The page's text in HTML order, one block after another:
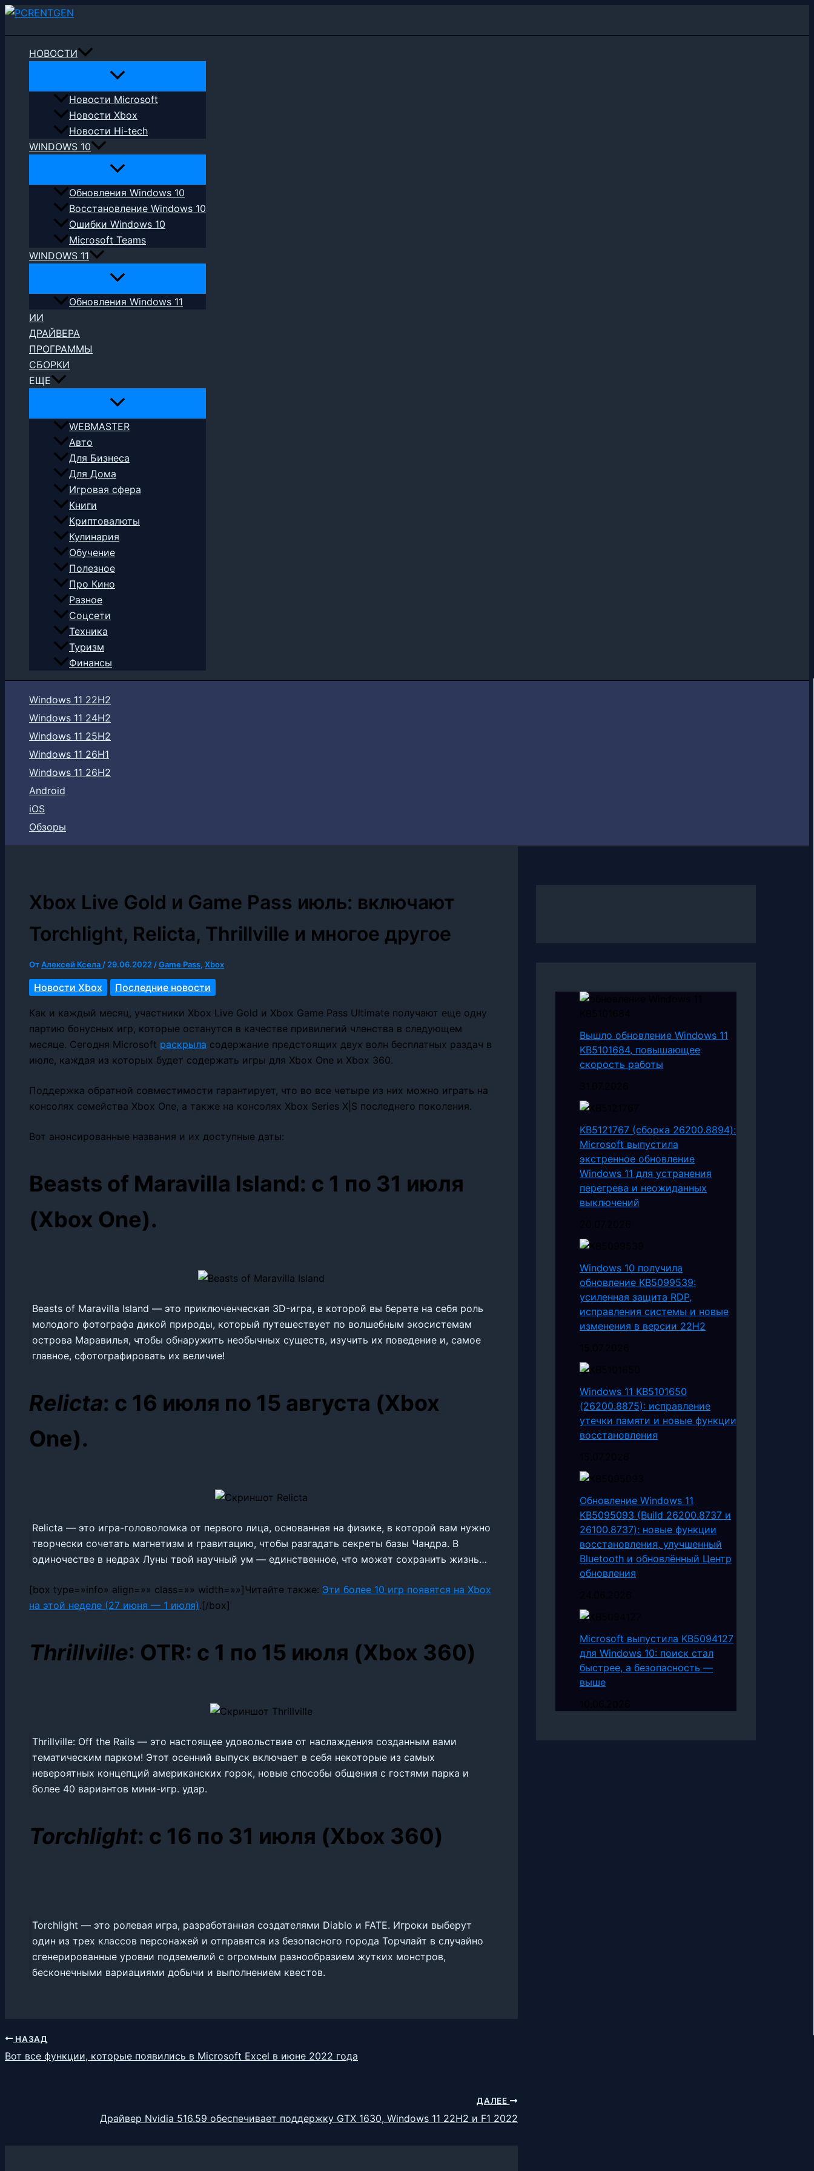
Перейти
НОВОСТИ
Новости Microsoft
Новости Xbox
Новости Hi-tech
WINDOWS 10
Обновления Windows 10
Восстановление Windows 10
Ошибки Windows 10
Microsoft Teams
WINDOWS 11
Обновления Windows 11
ИИ
ДРАЙВЕРА
ПРОГРАММЫ
СБОРКИ
ЕЩЕ
WEBMASTER
Авто
Для Бизнеса
Для Дома
Игровая сфера
Книги
Криптовалюты
Кулинария
Обучение
Полезное
Про Кино
Разное
Соцсети
Техника
Туризм
Финансы
Windows 11 22H2
Windows 11 24H2
Windows 11 25H2
Windows 11 26H1
Windows 11 26H2
Android
iOS
Обзоры
Xbox Live Gold и Game Pass июль: включают
Torchlight, Relicta, Thrillville и многое другое
ОтАлексей Ксела / 29.06.2022 /Game Pass, Xbox
Новости Xbox Последние новости
Как и каждый месяц, участники Xbox Live Gold и Xbox Game Pass Ultimate получают еще одну
партию бонусных игр, которые останутся в качестве привилегий членства в следующем
месяце. Сегодня Microsoft раскрыла содержание предстоящих двух волн бесплатных раздач в
июле, каждая из которых будет содержать игры для Xbox One и Xbox 360.
Поддержка обратной совместимости гарантирует, что во все четыре из них можно играть на
консолях семейства Xbox One, а также на консолях Xbox Series X|S последнего поколения.
Вот анонсированные названия и их доступные даты:
Beasts of Maravilla Island: с 1 по 31 июля
(Xbox One).
Beasts of Maravilla Island — это приключенческая 3D-игра, в которой вы берете на себя роль
молодого фотографа дикой природы, который путешествует по волшебным экосистемам
острова Маравилья, чтобы обнаружить необычных существ, изучить их поведение и, самое
главное, сфотографировать их величие!
Relicta: с 16 июля по 15 августа (Xbox
One).
Relicta — это игра-головоломка от первого лица, основанная на физике, в которой вам нужно
творчески сочетать магнетизм и гравитацию, чтобы разгадать секреты базы Чандра. В
одиночестве в недрах Луны твой научный ум — единственное, что может сохранить жизнь…
[box type=»info» align=»» class=»» width=»»]Читайте также: Эти более 10 игр появятся на Xbox
на этой неделе (27 июня — 1 июля).[/box]
Thrillville: OTR: с 1 по 15 июля (Xbox 360)
Thrillville: Off the Rails — это настоящее удовольствие от наслаждения созданным вами
тематическим парком! Этот осенний выпуск включает в себя некоторые из самых
невероятных концепций американских горок, новые способы общения с гостями парка и
более 40 вариантов мини-игр. удар.
Torchlight: с 16 по 31 июля (Xbox 360)
Torchlight — это ролевая игра, разработанная создателями Diablo и FATE. Игроки выберут
один из трех классов персонажей и отправятся из безопасного города Торчлайт в случайно
сгенерированные уровни подземелий с огромным разнообразием жутких монстров,
бесконечными вариациями добычи и выполнением квестов.
НАЗАД
Вот все функции, которые появились в Microsoft Excel в июне 2022 года
ДАЛЕЕ
Драйвер Nvidia 516.59 обеспечивает поддержку GTX 1630, Windows 11 22H2 и F1 2022
Вышло обновление Windows 11
KB5101684, повышающее
скорость работы
KB5121767 (сборка 26200.8894):
Microsoft выпустила
экстренное обновление
Windows 11 для устранения
перегрева и неожиданных
выключений
Windows 10 получила
обновление KB5099539:
усиленная защита RDP,
исправления системы и новые
изменения в версии 22H2
Windows 11 KB5101650
(26200.8875): исправление
утечки памяти и новые функции
восстановления
Обновление Windows 11
KB5095093 (Build 26200.8737 и
26100.8737): новые функции
восстановления, улучшенный
Bluetooth и обновлённый Центр
обновления
Microsoft выпустила KB5094127
для Windows 10: поиск стал
быстрее, а безопасность —
выше